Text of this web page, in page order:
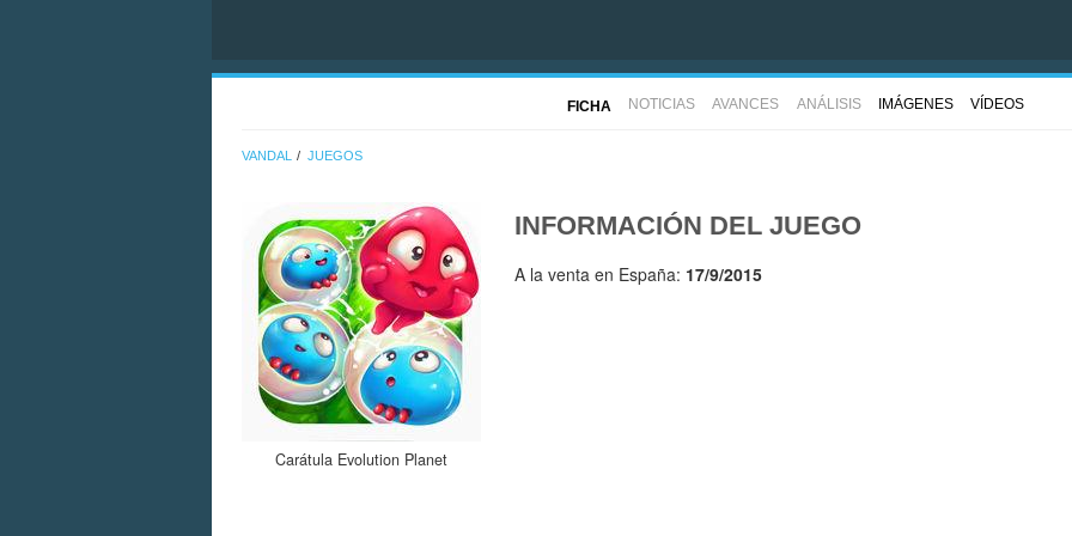
FICHA NOTICIAS AVANCES ANÁLISIS IMÁGENES VÍDEOS
VANDAL JUEGOS
Carátula Evolution Planet
INFORMACIÓN DEL JUEGO
A la venta en España: 17/9/2015